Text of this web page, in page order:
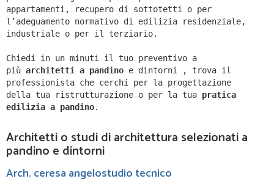
appartamenti, recupero di sottotetti o per
l’adeguamento normativo di edilizia residenziale,
industriale o per il terziario.
Chiedi in un minuti il tuo preventivo a
più architetti a pandino e dintorni ,
trova il
professionista che cerchi per la progettazione
della tua ristrutturazione o per la tua pratica
edilizia a pandino.
Architetti o studi di architettura selezionati a
pandino e dintorni
Arch. ceresa angelostudio tecnico